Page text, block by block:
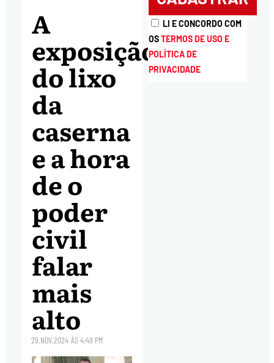
A
exposição
do lixo
da
caserna
e a hora
de o
poder
civil
falar
mais
alto
29.NOV.2024 ÀS4:49 PM
LI E CONCORDO COM
OSTERMOS DE USO E
POLÍTICA DE
PRIVACIDADE